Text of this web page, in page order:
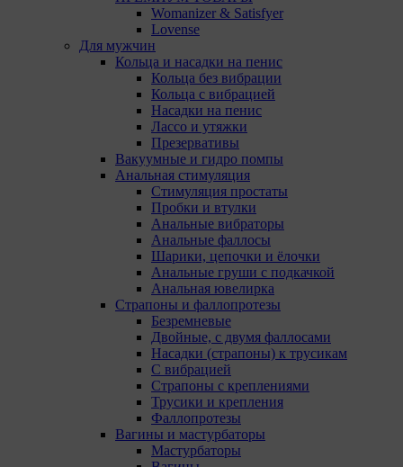
Womanizer & Satisfyer
Lovense
Для мужчин
Кольца и насадки на пенис
Кольца без вибрации
Кольца с вибрацией
Насадки на пенис
Лассо и утяжки
Презервативы
Вакуумные и гидро помпы
Анальная стимуляция
Стимуляция простаты
Пробки и втулки
Анальные вибраторы
Анальные фаллосы
Шарики, цепочки и ёлочки
Анальные груши с подкачкой
Анальная ювелирка
Страпоны и фаллопротезы
Безремневые
Двойные, с двумя фаллосами
Насадки (страпоны) к трусикам
С вибрацией
Страпоны с креплениями
Трусики и крепления
Фаллопротезы
Вагины и мастурбаторы
Мастурбаторы
О политике обработки файлов cookie
ПОЛОЖЕНИЕ «О политике обработки файлов
«Общество»